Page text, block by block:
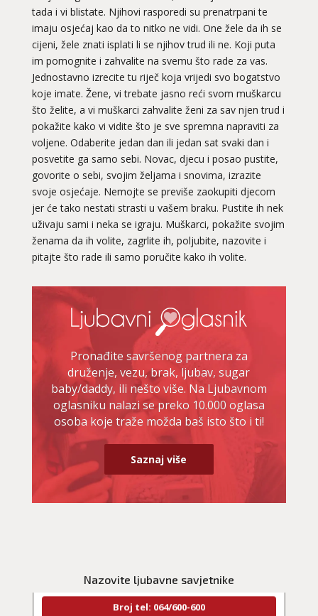
tada i vi blistate. Njihovi rasporedi su prenatrpani te
imaju osjećaj kao da to nitko ne vidi. One žele da ih se
cijeni, žele znati isplati li se njihov trud ili ne. Koji puta
im pomognite i zahvalite na svemu što rade za vas.
Jednostavno izrecite tu riječ koja vrijedi svo bogatstvo
koje imate. Žene, vi trebate jasno reći svom muškarcu
što želite, a vi muškarci zahvalite ženi za sav njen trud i
pokažite kako vi vidite što je sve spremna napraviti za
voljene. Odaberite jedan dan ili jedan sat svaki dan i
posvetite ga samo sebi. Novac, djecu i posao pustite,
govorite o sebi, svojim željama i snovima, izrazite
svoje osjećaje. Nemojte se previše zaokupiti djecom
jer će tako nestati strasti u vašem braku. Pustite ih nek
uživaju sami i neka se igraju. Muškarci, pokažite svojim
ženama da ih volite, zagrlite ih, poljubite, nazovite i
pitajte što rade ili samo poručite kako ih volite.
Pronađite savršenog partnera za
druženje, vezu, brak, ljubav, sugar
baby/daddy, ili nešto više. Na Ljubavnom
oglasniku nalazi se preko 10.000 oglasa
osoba koje traže možda baš isto što i ti!
Saznaj više
Nazovite ljubavne savjetnike
Broj tel: 064/600-600
tel:0,93€ - mob:1,12€ min